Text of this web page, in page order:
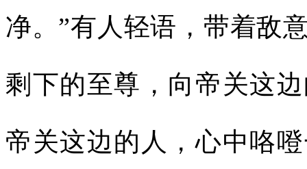
净。”有人轻语，带着敌
剩下的至尊，向帝关这
帝关这边的人，心中咯